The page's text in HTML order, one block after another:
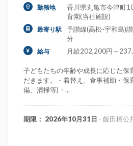
勤務地
香川県丸亀市今津町
育園(当社施設)
最寄り駅
予讃線(高松-宇和島)
分
給与 月給202,200円～
子どもたちの年齢や成長に応じた保
だきます。・着替え、食事補助・保
備、清掃等)・...
期限： 2026年10月31日 - 飯田橋公